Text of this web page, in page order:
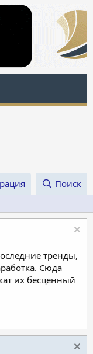
Поиск
тренды,
Сюда
их бесценный